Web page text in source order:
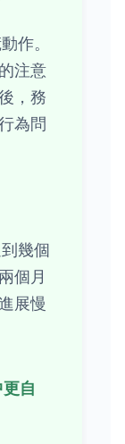
作。
注意
，務
為問
幾個
個月
展慢
自